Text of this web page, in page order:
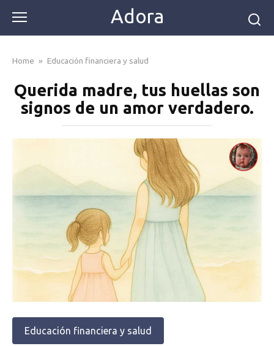
content
Adora
Home » Educación financiera y salud
Querida madre, tus huellas son
signos de un amor verdadero.
Educación financiera y salud